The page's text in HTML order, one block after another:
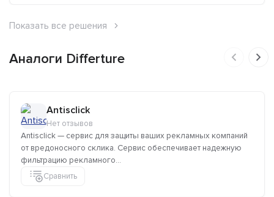
Показать все решения
Аналоги Differture
Antisclick
Нет отзывов
Antisclick — сервис для защиты ваших рекламных компаний
от вредоносного склика. Сервис обеспечивает надежную
фильтрацию рекламного...
Сравнить